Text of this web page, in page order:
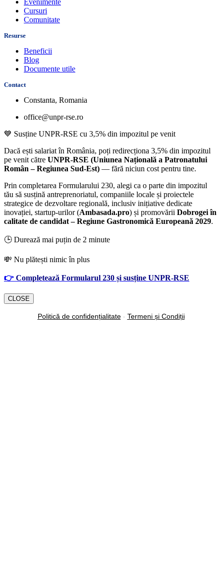
Evenimente
Cursuri
Comunitate
Resurse
Beneficii
Blog
Documente utile
Contact
Constanta, Romania
office@unpr-rse.ro
💙 Susține UNPR-RSE cu 3,5% din impozitul pe venit
Dacă ești salariat în România, poți redirecționa 3,5% din impozitul
pe venitcătre UNPR-RSE (Uniunea Națională a Patronatului
Român – Regiunea Sud-Est) — fără niciun cost pentru tine.
Prin completarea Formularului 230, alegi ca o parte din impozitul
tău să susțină antreprenoriatul, companiile locale și proiectele
strategice de dezvoltare regională, inclusiv inițiative dedicate
inovației, startup-urilor (Ambasada.pro) și promovării Dobrogei în
calitate de candidat –Regiune Gastronomică Europeană 2029.
🕒 Durează mai puțin de 2 minute
💸 Nu plătești nimic în plus
👉 Completează Formularul 230 și susține UNPR-RSE
CLOSE
Politică de confidențialitate- Termeni și Condiții